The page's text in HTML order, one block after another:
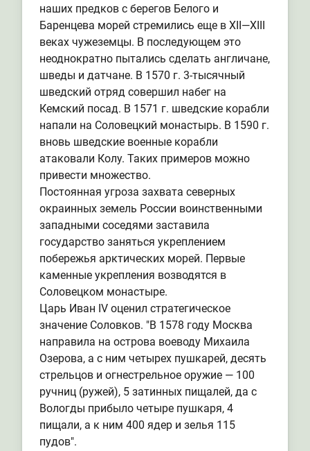
наших предков с берегов Белого и
Баренцева морей стремились еще в XII—XIII
веках чужеземцы. В последующем это
неоднократно пытались сделать англичане,
шведы и датчане. В 1570 г. 3-тысячный
шведский отряд совершил набег на
Кемский посад. В 1571 г. шведские корабли
напали на Соловецкий монастырь. В 1590 г.
вновь шведские военные корабли
атаковали Колу. Таких примеров можно
привести множество.
Постоянная угроза захвата северных
окраинных земель России воинственными
западными соседями заставила
государство заняться укреплением
побережья арктических морей. Первые
каменные укрепления возводятся в
Соловецком монастыре.
Царь Иван IV оценил стратегическое
значение Соловков. "В 1578 году Москва
направила на острова воеводу Михаила
Озерова, а с ним четырех пушкарей, десять
стрельцов и огнестрельное оружие — 100
ручниц (ружей), 5 затинных пищалей, да с
Вологды прибыло четыре пушкаря, 4
пищали, а к ним 400 ядер и зелья 115
пудов".